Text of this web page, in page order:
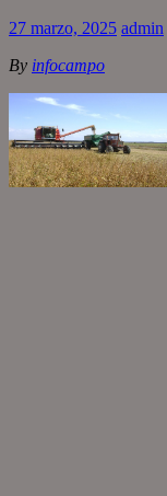
27 marzo, 2025 admin
By infocampo